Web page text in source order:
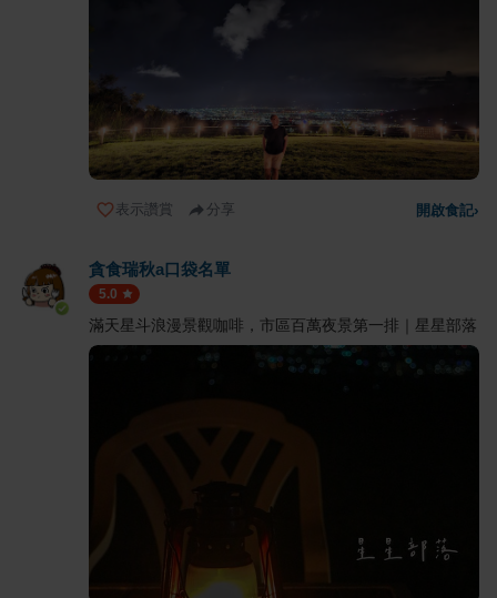
表示讚賞 分享 開啟食記›
貪食瑞秋a口袋名單
5.0
滿天星斗浪漫景觀咖啡，市區百萬夜景第一排｜星星部落